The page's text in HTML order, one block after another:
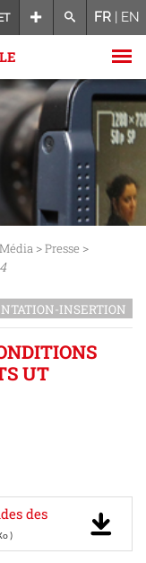
FR | EN
>Presse >
INSERTION
UT
des
)